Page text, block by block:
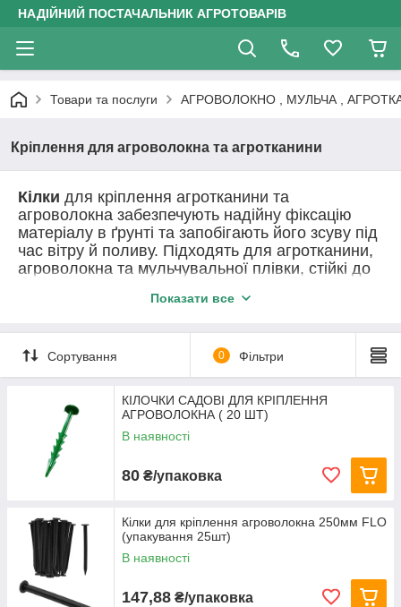
НАДІЙНИЙ ПОСТАЧАЛЬНИК АГРОТОВАРІВ
Товари та послуги АГРОВОЛОКНО , МУЛЬЧА ,
Кріплення для агроволокна та агротканини
Кілки для кріплення агротканини та
агроволокна забезпечують надійну фіксацію
матеріалу в ґрунті та запобігають його зсуву під
час вітру й поливу. Підходять для агротканини,
агроволокна та мульчувальної плівки, стійкі до
У цій категорії представлені різні види
кріплення для агроволокна та агротканини:
• металеві скоби (П-подібні) для надійної
фіксації по краях і швах;
• пластикові кілки для швидкого монтажу в
м’який ґрунт;
• посилені фіксатори для довготривалого
використання.
Кріплення підходять для агроволокна різної
матеріалів і садової плівки. Забезпечують
акуратне укладання матеріалу та зручність у
догляді за рослинами.
Показати все
Сортування 0 Фільтри
КІЛОЧКИ САДОВІ ДЛЯ КРІПЛЕННЯ
АГРОВОЛОКНА ( 20 ШТ)
В наявності
80 ₴/упаковка
Кілки для кріплення агроволокна 250мм FLO
(упакування 25шт)
В наявності
147,88 ₴/упаковка